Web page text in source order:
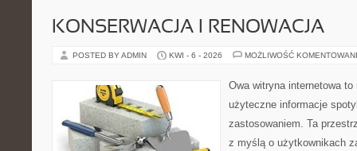
KONSERWACJA I RENOWACJA
POSTED BY ADMIN KWI - 6 - 2026 MOŻLIWOŚĆ
Owa witryna internetowa
użyteczne informacje
zastosowaniem. Ta
z myślą o użytkownikach